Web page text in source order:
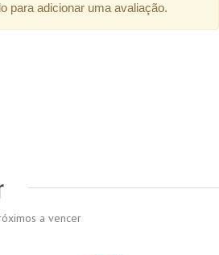
para adicionar uma avaliação.
a vencer